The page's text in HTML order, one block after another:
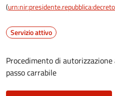
(
Servizio attivo
Procedimento di
passo carrabile